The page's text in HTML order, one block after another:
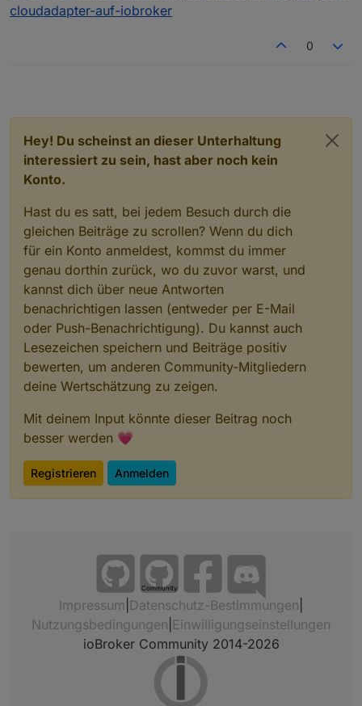
cloudadapter-auf-iobroker
0
Hey! Du scheinst an dieser Unterhaltung
interessiert zu sein, hast aber noch kein
Konto.
Hast du es satt, bei jedem Besuch durch die
gleichen Beiträge zu scrollen? Wenn du dich
für ein Konto anmeldest, kommst du immer
genau dorthin zurück, wo du zuvor warst, und
kannst dich über neue Antworten
benachrichtigen lassen (entweder per E-Mail
oder Push-Benachrichtigung). Du kannst auch
Lesezeichen speichern und Beiträge positiv
bewerten, um anderen Community-Mitgliedern
deine Wertschätzung zu zeigen.
Mit deinem Input könnte dieser Beitrag noch
besser werden 💗
Registrieren Anmelden
Community
Impressum Datenschutz-Bestimmungen
Nutzungsbedingungen Einwilligungseinstellungen
ioBroker Community 2014-2026